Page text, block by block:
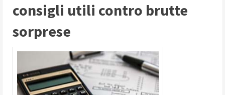
consigli utili contro brutte
sorprese